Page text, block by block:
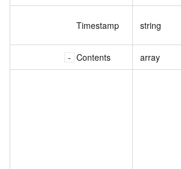
Timestamp string
Contents array